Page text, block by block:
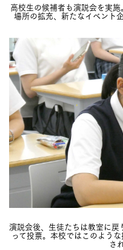
高校生の候補者も演説会を実
場所の拡充、新たなイベント
演説会後、生徒たちは教室に
って投票。本校ではこのよう
さ